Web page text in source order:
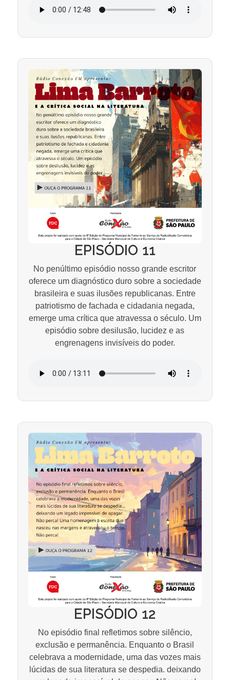
EPISÓDIO 11
No penúltimo episódio nosso grande escritor
oferece um diagnóstico duro sobre a sociedade
brasileira e suas ilusões republicanas. Entre
patriotismo de fachada e cidadania negada,
emerge uma crítica que atravessa o século. Um
episódio sobre desilusão, lucidez e as
engrenagens invisíveis do poder.
EPISÓDIO 12
No episódio final refletimos sobre silêncio,
exclusão e permanência. Enquanto o Brasil
celebrava a modernidade, uma das vozes mais
lúcidas de sua literatura se despedia. deixando